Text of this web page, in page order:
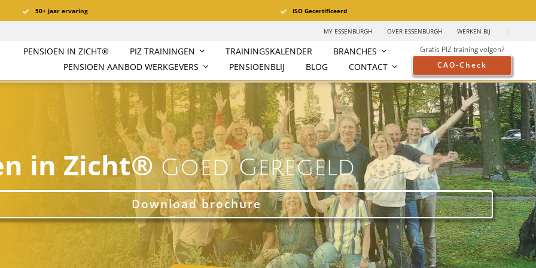
50+ jaar ervaring ISO Gecertificeerd
MY ESSENBURGH OVER ESSENBURGH WERKEN BIJ |
PENSIOEN IN ZICHT®️ PIZ TRAININGEN TRAININGSKALENDER
BRANCHES
PENSIOEN AANBOD WERKGEVERS
PENSIOENBLIJ BLOG CONTACT
Gratis PIZ training volgen?
CAO-Check
in Zicht®Goed Geregeld
Download brochure